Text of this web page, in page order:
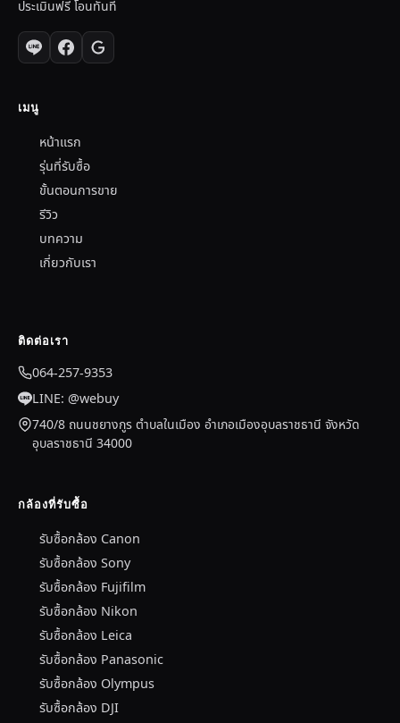
ประเมินฟรี โอนทันที
เมนู
หน้าแรก
รุ่นที่รับซื้อ
ขั้นตอนการขาย
รีวิว
บทความ
เกี่ยวกับเรา
ติดต่อเรา
064-257-9353
LINE: @webuy
740/8 ถนนชยางกูร ตำบลในเมือง อำเภอเมืองอุบลราชธานี จังหวัด
อุบลราชธานี 34000
กล้องที่รับซื้อ
รับซื้อกล้อง Canon
รับซื้อกล้อง Sony
รับซื้อกล้อง Fujifilm
รับซื้อกล้อง Nikon
รับซื้อกล้อง Leica
รับซื้อกล้อง Panasonic
รับซื้อกล้อง Olympus
รับซื้อกล้อง DJI